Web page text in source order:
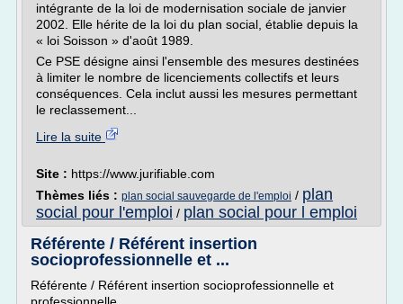
intégrante de la loi de modernisation sociale de janvier
2002. Elle hérite de la loi du plan social, établie depuis la
« loi Soisson » d'août 1989.
Ce PSE désigne ainsi l'ensemble des mesures destinées
à limiter le nombre de licenciements collectifs et leurs
conséquences. Cela inclut aussi les mesures permettant
le reclassement...
Lire la suite
Site : https://www.jurifiable.com
Thèmes liés : plan social sauvegarde de l'emploi / plan
social pour l'emploi / plan social pour l emploi
Référente / Référent insertion
socioprofessionnelle et ...
Référente / Référent insertion socioprofessionnelle et